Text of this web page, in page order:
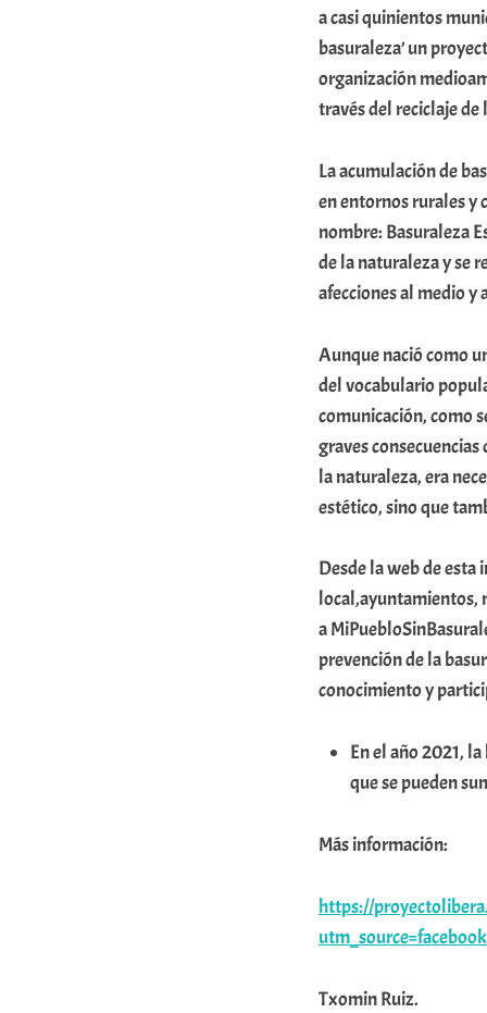
a casi quinientos
basuraleza’ un
organización
través del reciclaje de
La acumulación de
en entornos rurales y
nombre: Basuraleza
de la naturaleza y se
afecciones al medio y
Aunque nació como
del vocabulario
comunicación, como
graves
la naturaleza, era
estético, sino que
Desde la web de
local,ayuntamientos,
a
prevención de la
conocimiento y
En el año 2021,
que se pueden
Más información:
https://
Txomin Ruiz.